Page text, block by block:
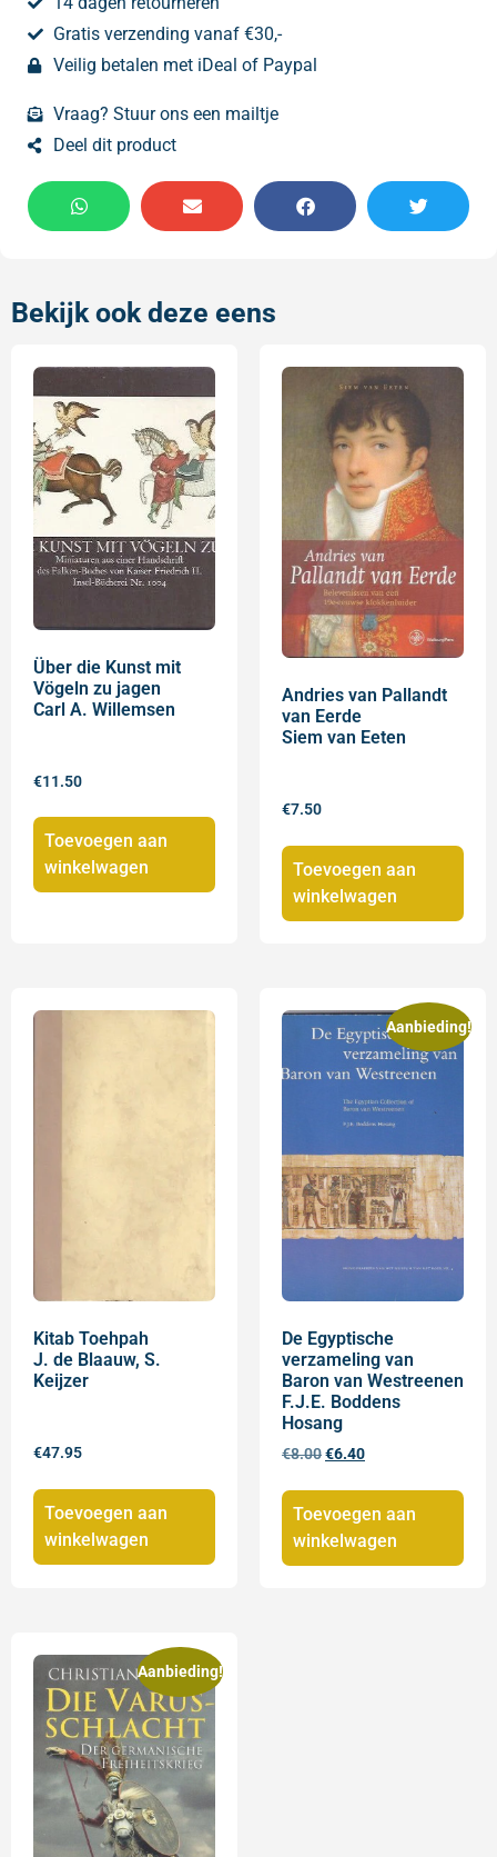
Gratis verzending vanaf €30,-
Veilig betalen met iDeal of Paypal
Vraag? Stuur ons een mailtje
Deel dit product
Bekijk ook deze eens
Über die Kunst mit
Vögeln zu jagen
Carl A. Willemsen
€11.50
Toevoegen aan
winkelwagen
Andries van Pallandt
van Eerde
Siem van Eeten
€7.50
Toevoegen aan
winkelwagen
Kitab Toehpah
J. de Blaauw, S.
Keijzer
€47.95
Toevoegen aan
winkelwagen
Aanbieding!
De Egyptische
verzameling van
Baron van Westreenen
F.J.E. Boddens
Hosang
€8.00€6.40
Toevoegen aan
winkelwagen
Aanbieding!